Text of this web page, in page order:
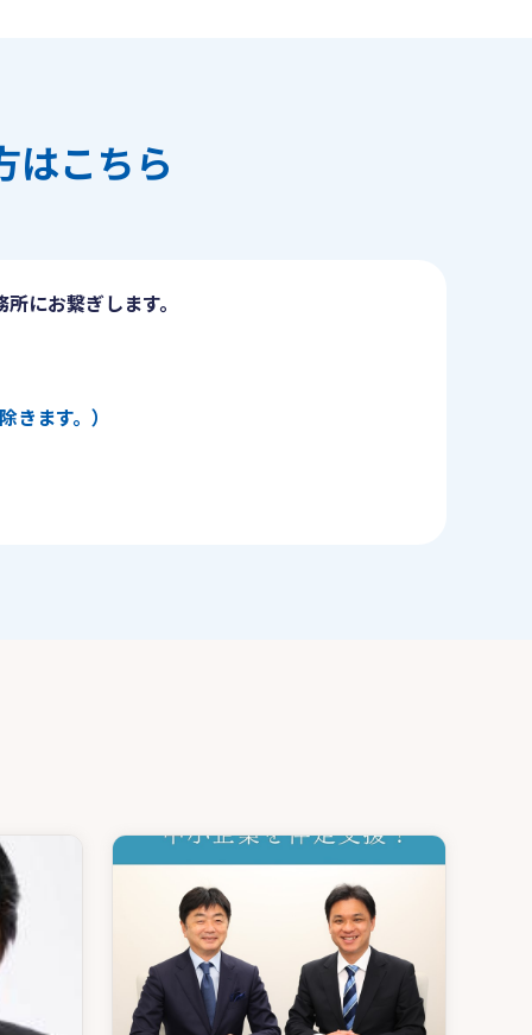
はこちら
にお繋ぎします。
ます。）